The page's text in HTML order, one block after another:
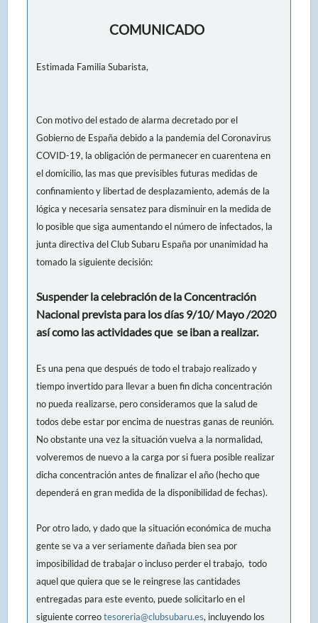
COMUNICADO
Estimada Familia Subarista,
Con motivo del estado de alarma decretado por el
Gobierno de España debido a la pandemia del Coronavirus
COVID-19, la obligación de permanecer en cuarentena en
el domicilio, las mas que previsibles futuras medidas de
confinamiento y libertad de desplazamiento, además de la
lógica y necesaria sensatez para disminuir en la medida de
lo posible que siga aumentando el número de infectados, la
junta directiva del Club Subaru España por unanimidad ha
tomado la siguiente decisión:
Suspender la celebración de la Concentración
Nacional prevista para los días 9/10/ Mayo /2020
así como las actividades que se iban a realizar.
Es una pena que después de todo el trabajo realizado y
tiempo invertido para llevar a buen fin dicha concentración
no pueda realizarse, pero consideramos que la salud de
todos debe estar por encima de nuestras ganas de reunión.
No obstante una vez la situación vuelva a la normalidad,
volveremos de nuevo a la carga por si fuera posible realizar
dicha concentración antes de finalizar el año (hecho que
dependerá en gran medida de la disponibilidad de fechas).
Por otro lado, y dado que la situación económica de mucha
gente se va a ver seriamente dañada bien sea por
imposibilidad de trabajar o incluso perder el trabajo, todo
aquel que quiera que se le reingrese las cantidades
entregadas para este evento, puede solicitarlo en el
siguiente correotesoreria@clubsubaru.es, incluyendo los